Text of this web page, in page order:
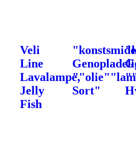
Veli
Line
Lavalampe,
Jelly
Fish
"konstsmide
Sort"